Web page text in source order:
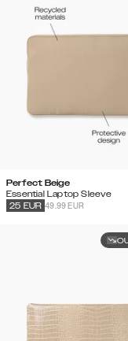
Perfect Beige
Essential Laptop Sleeve
49.99 EUR
25 EUR